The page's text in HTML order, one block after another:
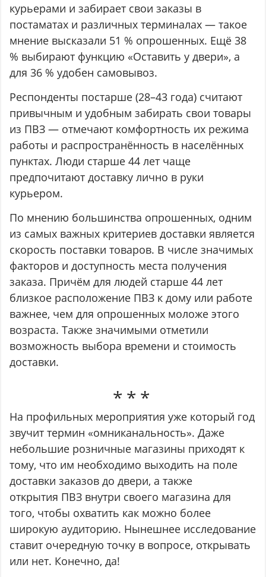
курьерами и забирает свои заказы в
постаматах и различных терминалах — такое
мнение высказали 51 % опрошенных. Ещё 38
% выбирают функцию «Оставить у двери», а
для 36 % удобен самовывоз.
Респонденты постарше (28–43 года) считают
привычным и удобным забирать свои товары
из ПВЗ — отмечают комфортность их режима
работы и распространённость в населённых
пунктах. Люди старше 44 лет чаще
предпочитают доставку лично в руки
курьером.
По мнению большинства опрошенных, одним
из самых важных критериев доставки является
скорость поставки товаров. В числе значимых
факторов и доступность места получения
заказа. Причём для людей старше 44 лет
близкое расположение ПВЗ к дому или работе
важнее, чем для опрошенных моложе этого
возраста. Также значимыми отметили
возможность выбора времени и стоимость
доставки.
На профильных мероприятия уже который год
звучит термин «омниканальность». Даже
небольшие розничные магазины приходят к
тому, что им необходимо выходить на поле
доставки заказов до двери, а также
открытия ПВЗ внутри своего магазина для
того, чтобы охватить как можно более
широкую аудиторию. Нынешнее исследование
ставит очередную точку в вопросе, открывать
или нет. Конечно, да!